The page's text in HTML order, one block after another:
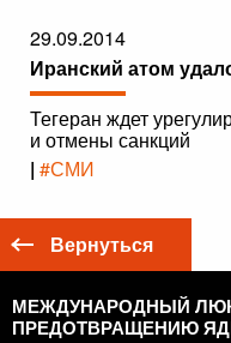
29.09.2014
Иранский атом
Тегеран ждет
и отмены санкций
| #СМИ
Вернуться
МЕЖДУНАРОДНЫЙ
ПРЕДОТВРАЩЕНИЮ